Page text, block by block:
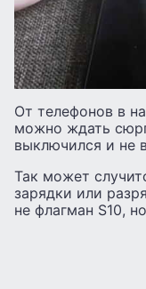
От телефонов в
можно ждать
выключился и не
Так может
зарядки или
не флагман S10,